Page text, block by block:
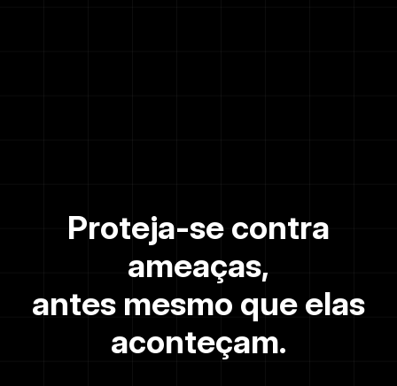
Proteja-se contra
ameaças,
antes mesmo que elas
aconteçam.